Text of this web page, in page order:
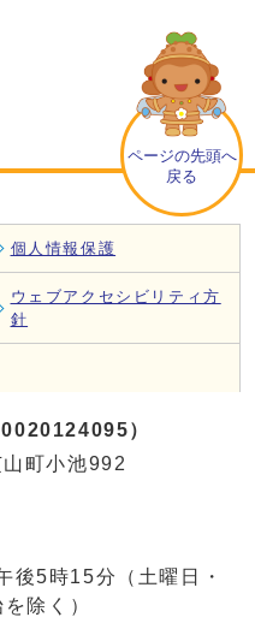
ページの先頭へ
戻る
個人情報保護
ウェブアクセシビリティ方
針
）
町小池992
後5時15分（土曜日・
除く）